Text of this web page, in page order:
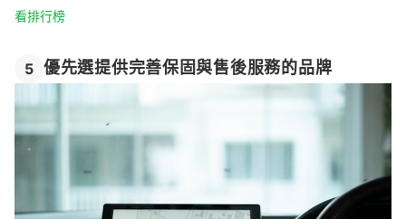
看排行榜
5 優先選提供完善保固與售後服務的品牌